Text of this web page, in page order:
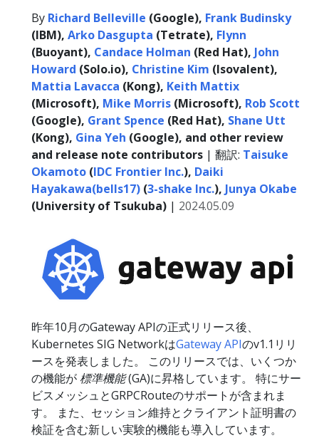
By Richard Belleville (Google), Frank Budinsky
(IBM), Arko Dasgupta (Tetrate), Flynn
(Buoyant), Candace Holman (Red Hat), John
Howard (Solo.io), Christine Kim (Isovalent),
Mattia Lavacca (Kong), Keith Mattix
(Microsoft), Mike Morris (Microsoft), Rob Scott
(Google), Grant Spence (Red Hat), Shane Utt
(Kong), Gina Yeh (Google), and other review
and release note contributors | 翻訳: Taisuke
Okamoto (IDC Frontier Inc.), Daiki
Hayakawa(bells17) (3-shake Inc.), Junya Okabe
(University of Tsukuba) | 2024.05.09
昨年10月のGateway APIの正式リリース後、
Kubernetes SIG NetworkはGateway APIのv1.1リリ
ースを発表しました。 このリリースでは、いくつか
の機能が標準機能(GA)に昇格しています。 特にサー
ビスメッシュとGRPCRouteのサポートが含まれま
す。 また、セッション維持とクライアント証明書の
検証を含む新しい実験的機能も導入しています。